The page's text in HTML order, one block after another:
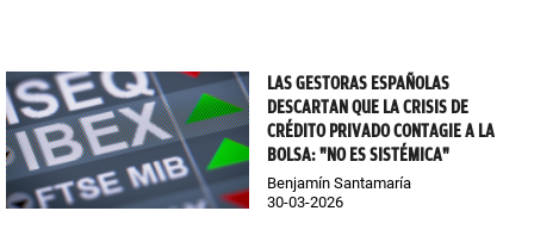
LAS GESTORAS ESPAÑOLAS
DESCARTAN QUE LA CRISIS DE
CRÉDITO PRIVADO CONTAGIE A LA
BOLSA: "NO ES SISTÉMICA"
Benjamín Santamaría
30-03-2026